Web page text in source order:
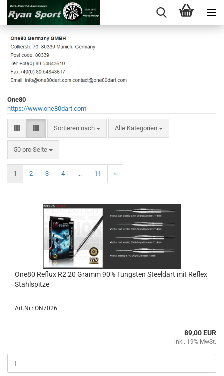
One80
https://www.one80dart.com
Sortieren nach
Sortieren nach Alle Kategorien
50 pro Seite
pro Seite
1 2 3 4 ... 11 »
One80 Re­flux R2 20 Gramm 90% Tungs­ten Steeld­art mit Re­flex
Stahl­spit­ze
Art.Nr.: ON7026
89,00 EUR
inkl. 19% MwSt.